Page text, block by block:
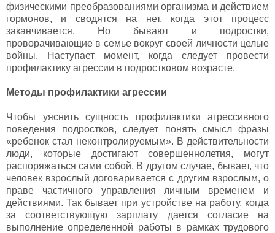
физическими преобразованиями организма и действием
гормонов, и сводятся на нет, когда этот процесс
заканчивается. Но бывают и подростки,
проворачивающие в семье вокруг своей личности целые
войны. Наступает момент, когда следует провести
профилактику агрессии в подростковом возрасте.
Методы профилактики агрессии
Чтобы уяснить сущность профилактики агрессивного
поведения подростков, следует понять смысл фразы
«ребенок стал неконтролируемым». В действительности
люди, которые достигают совершеннолетия, могут
распоряжаться сами собой. В другом случае, бывает, что
человек взрослый договаривается с другим взрослым, о
праве частичного управления личным временем и
действиями. Так бывает при устройстве на работу, когда
за соответствующую зарплату дается согласие на
выполнение определенной работы в рамках трудового